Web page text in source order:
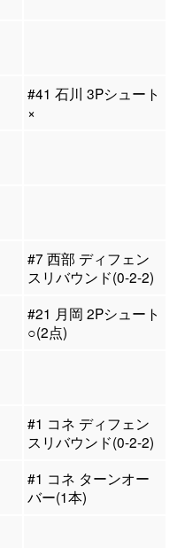
#41 石川 3Pシュート
×
#7 西部 ディフェン
スリバウンド(0-2-2)
#21 月岡 2Pシュート
○(2点)
#1 コネ ディフェン
スリバウンド(0-2-2)
#1 コネ ターンオー
バー(1本)